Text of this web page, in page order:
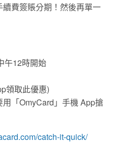
費簽賬分期！然後再單一
午12時開始
領取此優惠)
「OmyCard」手機 App搶
catch-it-quick/